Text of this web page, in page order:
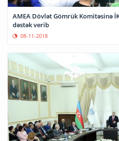
AMEA Dövlət Gömrük Komitəsinə
dəstək verib
08-11-2018